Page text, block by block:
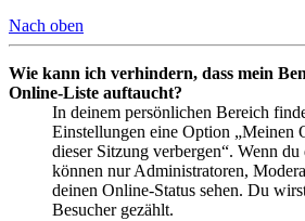
Nach oben
Wie kann ich verhindern, dass mein
Online-Liste auftaucht?
In deinem persönlichen Bereich
Einstellungen eine Option „Meinen
dieser Sitzung verbergen“. Wenn
können nur Administratoren,
deinen Online-Status sehen. Du
Besucher gezählt.